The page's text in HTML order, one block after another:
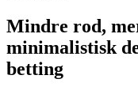
Mindre rod,
minimalistisk
betting